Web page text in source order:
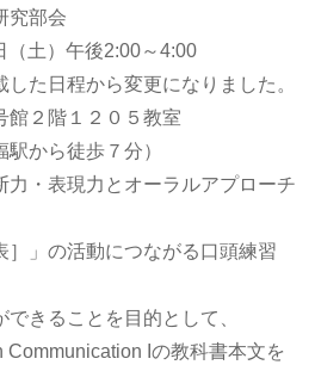
究部会
土）午後2:00～4:00
た日程から変更になりました。
２階１２０５教室
駅から徒歩７分）
・表現力とオーラルアプローチ
］」の活動につながる口頭練習
きることを目的として、
Iの教科書本文を